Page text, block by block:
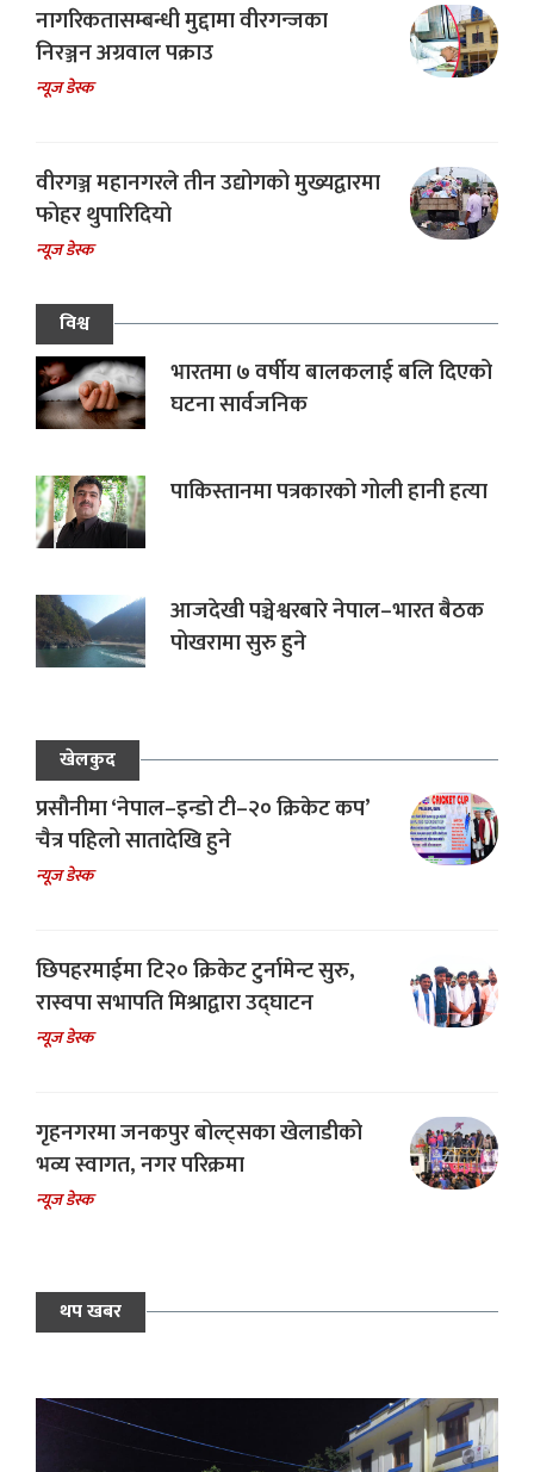
नागरिकतासम्बन्धी मुद्दामा वीरगन्जका
निरञ्जन अग्रवाल पक्राउ
न्यूज डेस्क
वीरगञ्ज महानगरले तीन उद्योगको मुख्यद्वारमा
फोहर थुपारिदियो
न्यूज डेस्क
विश्व
भारतमा ७ वर्षीय बालकलाई बलि दिएको
घटना सार्वजनिक
पाकिस्तानमा पत्रकारको गोली हानी हत्या
आजदेखी पञ्चेश्वरबारे नेपाल–भारत बैठक
पोखरामा सुरु हुने
खेलकुद
प्रसौनीमा ‘नेपाल–इन्डो टी–२० क्रिकेट कप’
चैत्र पहिलो सातादेखि हुने
न्यूज डेस्क
छिपहरमाईमा टि२० क्रिकेट टुर्नामेन्ट सुरु,
रास्वपा सभापति मिश्राद्वारा उद्घाटन
न्यूज डेस्क
गृहनगरमा जनकपुर बोल्ट्सका खेलाडीको
भव्य स्वागत, नगर परिक्रमा
न्यूज डेस्क
थप खबर